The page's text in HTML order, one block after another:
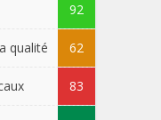
92
qualité 62
83